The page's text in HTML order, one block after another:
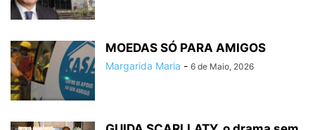
MOEDAS SÓ PARA AMIGOS
Margarida Maria - 6 de Maio, 2026